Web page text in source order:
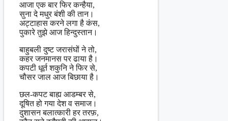
आजा एक बार फिर कन्हैया,
सुना दे मधुर बंशी की तान।
अट्टाहास करने लगा है कंस,
पुकारे तुझे आज हिन्दुस्तान।
बाहुबली दुष्ट जरासंघों ने तो,
कहर जनमानस पर ढाया है।
कपटी धूर्त शकुनि ने फिर से,
चौसर जाल आज बिछाया है।
छल-कपट बाह्य आडम्बर से,
दूषित हो गया देश व समाज।
दुशासन बलात्कारी हर तरफ़,